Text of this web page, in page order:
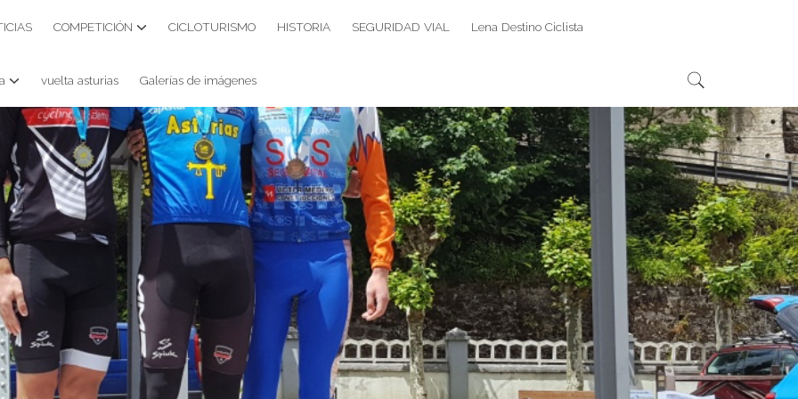
COMPETICIÓN CICLOTURISMO HISTORIA SEGURIDAD VIAL Lena Destino Ciclista
vuelta asturias Galerías de imágenes
for: